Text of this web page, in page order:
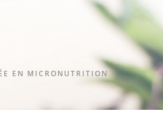
EN MICRONUTRITION